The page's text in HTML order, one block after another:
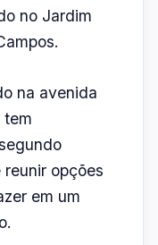
no Jardim
na avenida
tem
opções
em um